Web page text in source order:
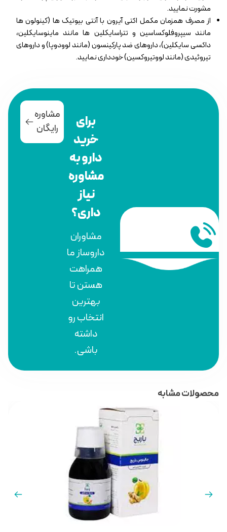
مشورت نمایید.
از مصرف همزمان مکمل اکتی آیرون با آنتی بیوتیک ها (کینولون ها
مانند سیپروفلوکساسین و تتراسایکلین ها مانند ماینوسایکلین،
داکسی سایکلین)، داروهای ضد پارکینسون (مانند لوودوپا) و داروهای
تیروئیدی (مانند لووتیروکسین) خودداری نمایید.
برای
خرید
دارو به
مشاوره
نیاز
داری؟
مشاوران
داروساز ما
همراهت
هستن تا
بهترین
انتخاب رو
داشته
باشی.
مشاوره
رایگان
محصولات مشابه